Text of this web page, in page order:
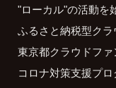
"ローカル"の活動を
ふるさと納税型ク
東京都クラウドフ
コロナ対策支援プ